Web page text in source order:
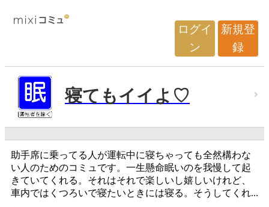
ログイ
ン
新規登
録
寝てもイイよ♡
助手席に乗ってる人が運転中に寝ちゃっても全然構わな
い人のためのコミュです。一生懸命眠いのを我慢して起
きていてくれる。それはそれで楽しいし嬉しいけれど、
車内ではくつろいで寝たいときには寝る。そうしてくれ...